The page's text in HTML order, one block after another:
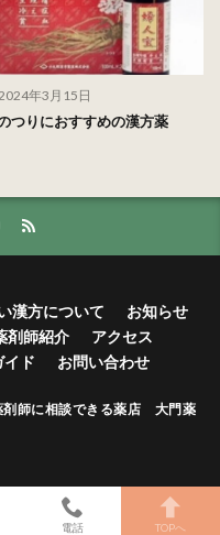
年3月15日
つりにおすすめの漢方薬
漢方について
お知らせ
剤師紹介
アクセス
イド お問い合わせ
剤師に相談できる薬店 大門薬
電話 TOPへ